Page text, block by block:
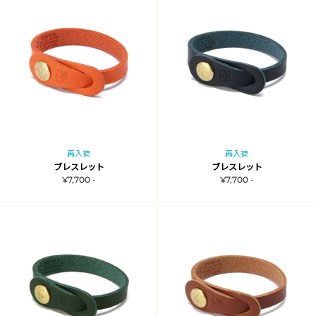
再入荷
ブレスレット
¥7,700 -
再入荷
ブレスレット
¥7,700 -